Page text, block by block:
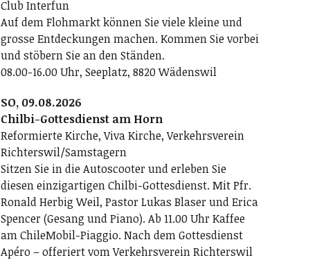
Club Interfun
Auf dem Flohmarkt können Sie viele kleine und
grosse Entdeckungen machen. Kommen Sie vorbei
und stöbern Sie an den Ständen.
08.00-16.00 Uhr, Seeplatz, 8820 Wädenswil
SO, 09.08.2026
Chilbi-Gottesdienst am Horn
Reformierte Kirche, Viva Kirche, Verkehrsverein
Richterswil/Samstagern
Sitzen Sie in die Autoscooter und erleben Sie
diesen einzigartigen Chilbi-Gottesdienst. Mit Pfr.
Ronald Herbig Weil, Pastor Lukas Blaser und Erica
Spencer (Gesang und Piano). Ab 11.00 Uhr Kaffee
am ChileMobil-Piaggio. Nach dem Gottesdienst
Apéro – offeriert vom Verkehrsverein Richterswil